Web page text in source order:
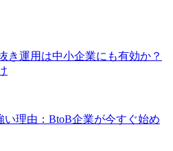
き運用は中小企業にも有効か？
い理由：BtoB企業が今すぐ始め